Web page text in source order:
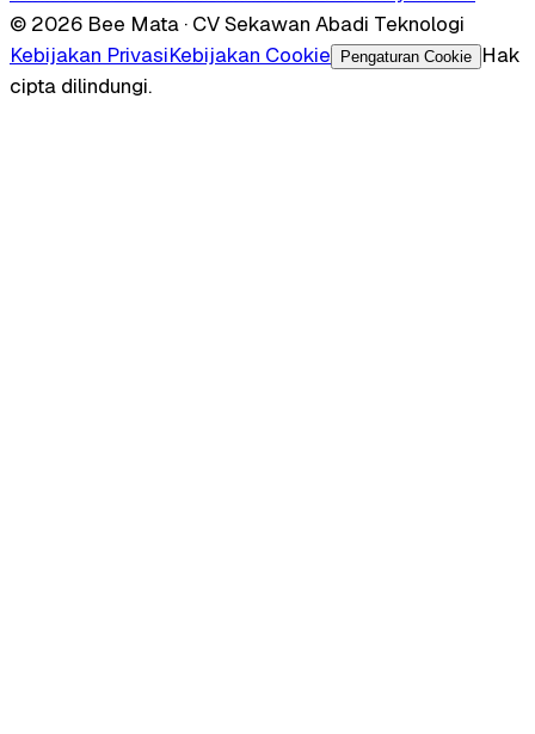
© 2026 Bee Mata · CV Sekawan Abadi Teknologi
Kebijakan PrivasiKebijakan Cookie Pengaturan Cookie
Hak
cipta dilindungi.